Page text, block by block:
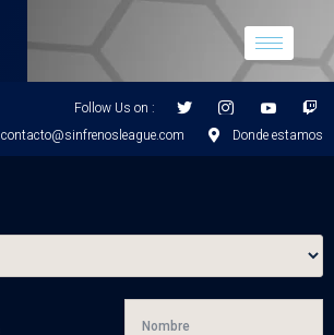
Follow Us on :
contacto@sinfrenosleague.com
Donde estamos
Nombre